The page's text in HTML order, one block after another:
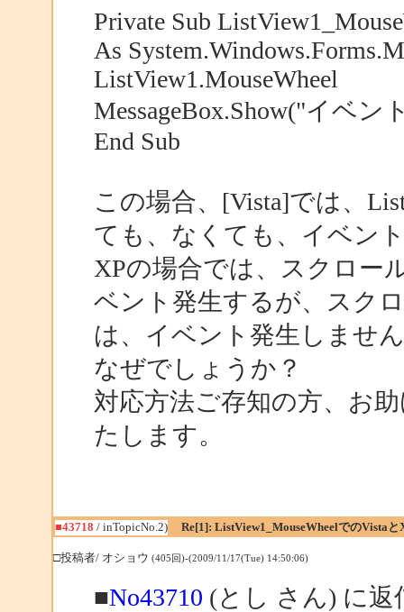
Private Sub
As
ListView1.MouseWheel
MessageBox.Show("イベン
End Sub
この場合、[Vista]では、
ても、なくても、イベン
XPの場合では、スクロー
ベント発生するが、スク
は、イベント発生しませ
なぜでしょうか？
対応方法ご存知の方、お
たします。
■43718 / inTopicNo.2) Re[1]: ListView1_MouseWheelでのVistaと
□投稿者/ オショウ (405回)-(2009/11/17(Tue) 14:50:06)
■No43710 (とし さん) に返